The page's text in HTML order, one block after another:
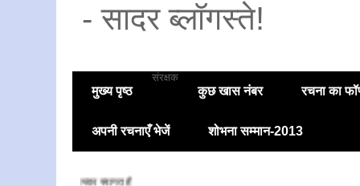
- सादर ब्लॉगस्ते!
मुख्य पृष्ठ
संरक्षक
कुछ खास नंबर रचना का
अपनी रचनाएँ भेजें शोभना सम्मान-2013